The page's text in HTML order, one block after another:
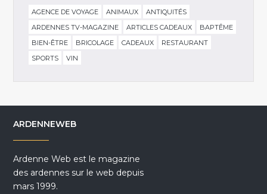
AGENCE DE VOYAGE ANIMAUX
ANTIQUITÉS
ARDENNES TV-MAGAZINE
ARTICLES CADEAUX
BAPTÊME
BIEN-ÊTRE
BRICOLAGE CADEAUX
RESTAURANT
SPORTS
VIN
ARDENNEWEB
Ardenne Web est le magazine
des ardennes sur le web depuis
mars 1999.